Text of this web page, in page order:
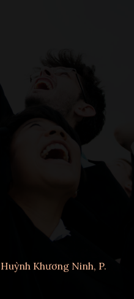
Khương Ninh, P.